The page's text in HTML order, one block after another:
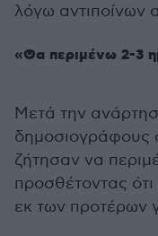
λόγω αντιποίνων
«Θα περιμένω 2-3
Μετά την
δημοσιογράφους
ζήτησαν να
προσθέτοντας
εκ των προτέρων